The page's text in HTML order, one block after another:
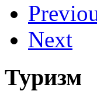
Next
Туризм